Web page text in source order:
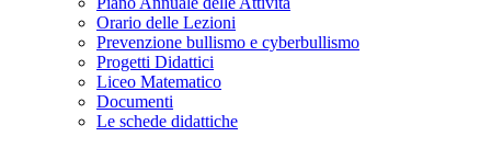
Orario delle Lezioni
Prevenzione bullismo e cyberbullismo
Progetti Didattici
Liceo Matematico
Documenti
Le schede didattiche